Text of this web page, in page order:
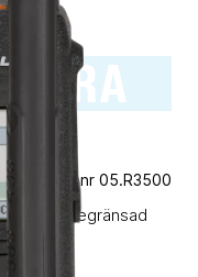
Vårt art.nr 05.R3500
med begränsad